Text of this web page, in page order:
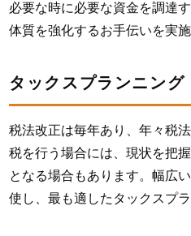
必要な時に必要な資金を調達
体質を強化するお手伝いを実施
タックスプランニング
税法改正は毎年あり、年々税
税を行う場合には、現状を把
となる場合もあります。幅広
使し、最も適したタックスプ